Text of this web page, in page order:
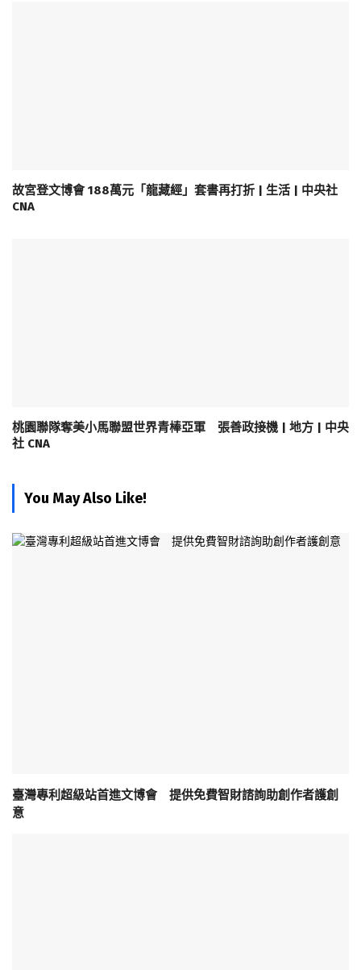
故宮登文博會 188萬元「龍藏經」套書再打折 | 生活 | 中央社
CNA
桃園聯隊奪美小馬聯盟世界青棒亞軍 張善政接機 | 地方 | 中央
社 CNA
You May Also Like!
臺灣專利超級站首進文博會 提供免費智財諮詢助創作者護創
意